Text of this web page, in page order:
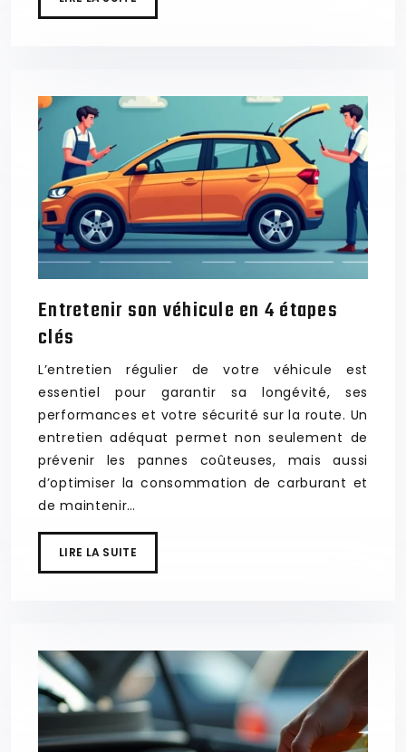
Entretenir son véhicule en 4 étapes
clés
L’entretien régulier de votre véhicule est
essentiel pour garantir sa longévité, ses
performances et votre sécurité sur la route. Un
entretien adéquat permet non seulement de
prévenir les pannes coûteuses, mais aussi
d’optimiser la consommation de carburant et
de maintenir…
LIRE LA SUITE